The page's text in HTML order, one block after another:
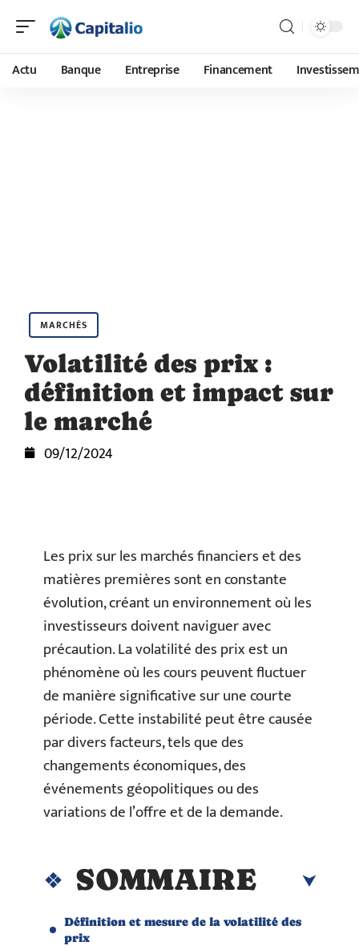
Actu Banque Entreprise Financement
MARCHÉS
Volatilité des prix :
définition et impact sur
le marché
09/12/2024
Les prix sur les marchés financiers et des
matières premières sont en constante
évolution, créant un environnement où les
investisseurs doivent naviguer avec
précaution. La volatilité des prix est un
phénomène où les cours peuvent fluctuer
de manière significative sur une courte
période. Cette instabilité peut être causée
par divers facteurs, tels que des
changements économiques, des
événements géopolitiques ou des
variations de l’offre et de la demande.
SOMMAIRE
Définition et mesure de la volatilité des
prix